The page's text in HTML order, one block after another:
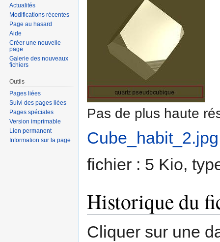
Pas de plus haute
Cube_habit_2.jpg
fichier : 5 Kio,
Historique du
Cliquer sur une
Actualités
Modifications récentes
Page au hasard
Aide
Créer une nouvelle
page
Galerie des nouveaux
fichiers
Outils
Pages liées
Suivi des pages liées
Pages spéciales
Version imprimable
Lien permanent
Information sur la page